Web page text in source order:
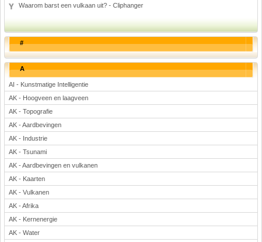
Geschiedenis
Kunst en Cultuur
Levensbeschouwing
Lichamelijke opvoeding
Natuurkunde
Nederlands
Rekenen
Scheikunde
Sport
Techniek
Verkeer
Wiskunde
Onderwerpen
Apps en tablets
Collecties digibord
Waarom barst een vulkaan uit? - Cliphanger
#
A
AI - Kunstmatige Intelligentie
AK - Hoogveen en laagveen
AK - Topografie
AK - Aardbevingen
AK - Industrie
AK - Tsunami
AK - Aardbevingen en vulkanen
AK - Kaarten
AK - Vulkanen
AK - Afrika
AK - Kernenergie
AK - Water